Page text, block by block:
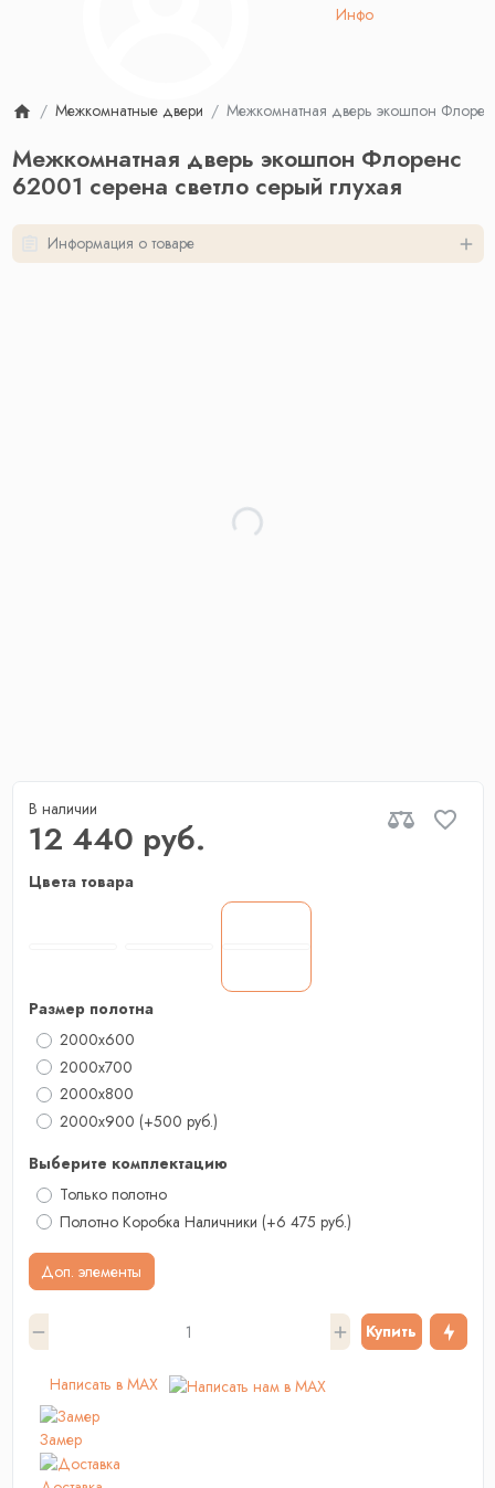
Инфо
Межкомнатные двери Межкомнатная дверь экошпон
Межкомнатная дверь экошпон Флоренс
62001 серена светло серый глухая
Информация о товаре
В наличии
12 440 руб.
Цвета товара
Размер полотна
2000x600
2000x700
2000х800
2000x900 (+500 руб.)
Выберите комплектацию
Только полотно
Полотно Коробка Наличники (+6 475 руб.)
Доп. элементы
Купить
Написать в MAX
Замер